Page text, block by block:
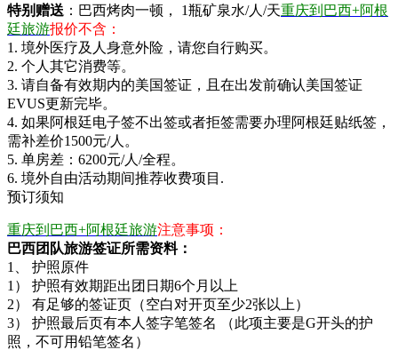
特别赠送 ：巴西烤肉一顿， 1瓶矿泉水/人/天重庆到巴西+阿根
廷旅游报价不含：
1. 境外医疗及人身意外险，请您自行购买。
2. 个人其它消费等。
3. 请自备有效期内的美国签证，且在出发前确认美国签证
EVUS更新完毕。
4. 如果阿根廷电子签不出签或者拒签需要办理阿根廷贴纸签，
需补差价1500元/人。
5. 单房差：6200元/人/全程。
6. 境外自由活动期间推荐收费项目.
预订须知
重庆到巴西+阿根廷旅游注意事项：
巴西团队旅游签证所需资料：
1、 护照原件
1） 护照有效期距出团日期6个月以上
2） 有足够的签证页（空白对开页至少2张以上）
3） 护照最后页有本人签字笔签名 （此项主要是G开头的护
照，不可用铅笔签名）